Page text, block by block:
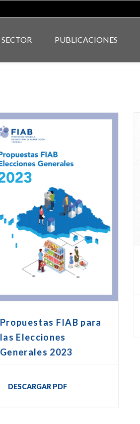
SECTOR PUBLICACIONES
Propuestas FIAB para
las Elecciones
Generales 2023
DESCARGAR PDF